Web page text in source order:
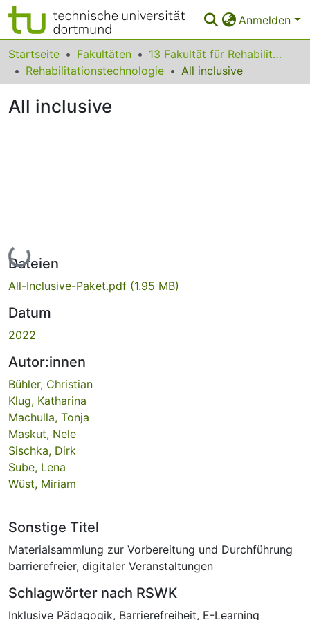
Anmelden
Bereiche & Sammlungen
Das gesamte Repositorium
Statistiken
Startseite Fakultäten
13 Fakultät für Rehabilitationswissenschaften
Rehabilitationstechnologie
All inclusive
All inclusive
Lade...
Dateien
All-Inclusive-Paket.pdf (1.95 MB)
Datum
2022
Autor:innen
Bühler, Christian
Klug, Katharina
Machulla, Tonja
Maskut, Nele
Sischka, Dirk
Sube, Lena
Wüst, Miriam
Sonstige Titel
Materialsammlung zur Vorbereitung und Durchführung
barrierefreier, digitaler Veranstaltungen
Schlagwörter nach RSWK
Inklusive Pädagogik, Barrierefreiheit, E-Learning